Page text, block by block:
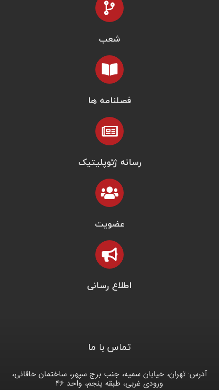
شعب
فصلنامه ها
رسانه ژئوپلیتیک
عضویت
اطلاع رسانی
تماس با ما
آدرس: تهران، خیابان سمیه، جنب برج سپهر، ساختمان خاقانی،
ورودی غربی، طبقه پنجم، واحد ۴۶